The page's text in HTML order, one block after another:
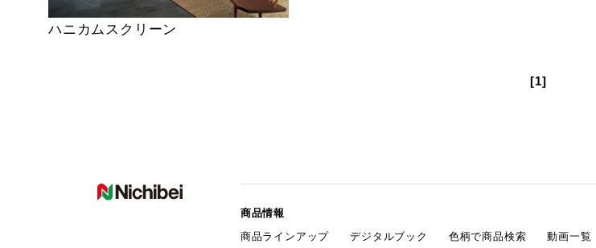
ハニカムスクリーン
[1]
商品情報
商品ラインアップ
デジタルブック 色柄で商品検索 動画一覧